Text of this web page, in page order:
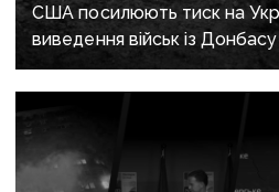
США посилюють тиск на
виведення військ із Донбасу